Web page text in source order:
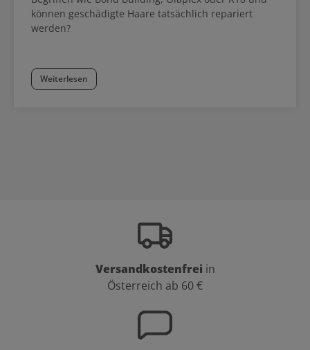
Koleston Perfect Farbkarte zum Download als PDF Datei bei den
Produktdetails oben. In dieser finden sich neben der
Nuancenübersicht auch Mischungsempfehlungen.
können geschädigte Haare tatsächlich repariert
werden?
Weiterlesen
Versandkostenfrei in
Österreich ab 60 €